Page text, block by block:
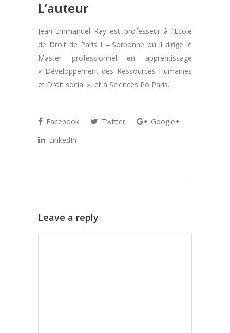
L’auteur
Jean-Emmanuel Ray est professeur à l’Ecole
de Droit de Paris I – Sorbonne où il dirige le
Master professionnel en apprentissage
« Développement des Ressources Humaines
et Droit social », et à Sciences Po Paris.
Facebook Twitter
Google+
LinkedIn
Leave a reply